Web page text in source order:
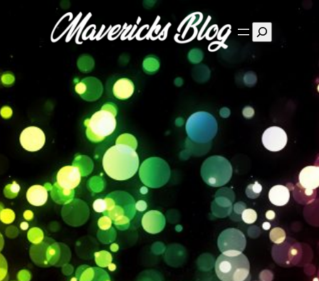
Suchen